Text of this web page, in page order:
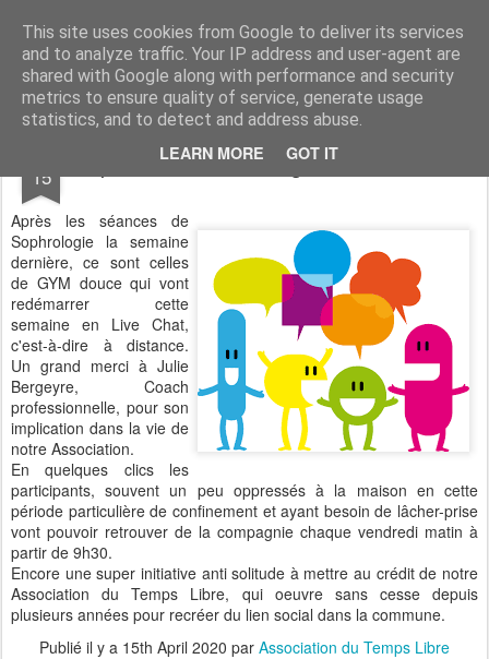
This site uses cookies from Google to deliver its services
and to analyze traffic. Your IP address and user-agent are
shared with Google along with performance and security
metrics to ensure quality of service, generate usage
statistics, and to detect and address abuse.
LEARN MORE GOT IT
Association du Temps Libre de Siros Association sportive et socio-culturelle
Pages
15 Reprise d'activités malgré le confinement
Après les séances de
Sophrologie la semaine
dernière, ce sont celles
de GYM douce qui vont
redémarrer cette
semaine en Live Chat,
c'est-à-dire à distance.
Un grand merci à Julie
Bergeyre, Coach
professionnelle, pour son
implication dans la vie de
notre Association.
En quelques clics les
participants, souvent un peu oppressés à la maison en cette
période particulière de confinement et ayant besoin de lâcher-prise
vont pouvoir retrouver de la compagnie chaque vendredi matin à
partir de 9h30.
Encore une super initiative anti solitude à mettre au crédit de notre
Association du Temps Libre, qui oeuvre sans cesse depuis
plusieurs années pour recréer du lien social dans la commune.
Publié il y a 15th April 2020 par Association du Temps Libre